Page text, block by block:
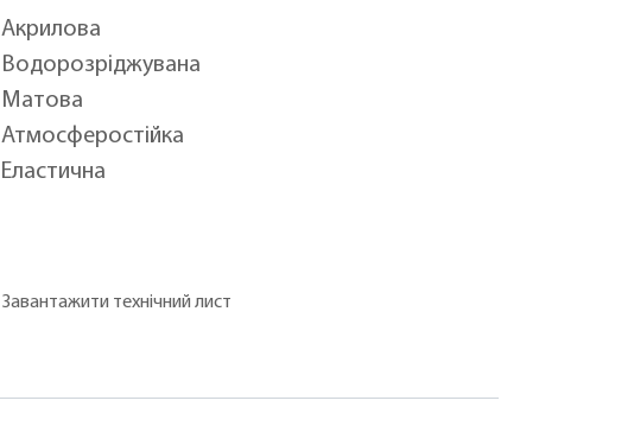
Акрилова
Водорозріджувана
Матова
Атмосферостійка
Еластична
Завантажити технічний лист